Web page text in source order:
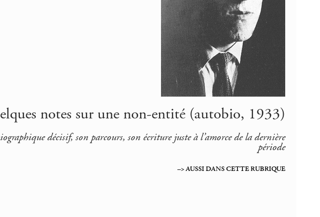
notes sur une non-entité (autobio, 1933)
décisif, son parcours, son écriture juste à l’amorce de la dernière
période
–> AUSSI DANS CETTE RUBRIQUE